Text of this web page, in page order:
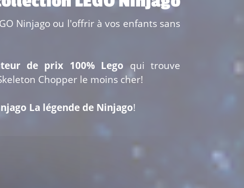
Ninjago ou l'offrir à vos enfants sans
de prix 100% Lego qui trouve
Chopper le moins cher!
La légende de Ninjago!